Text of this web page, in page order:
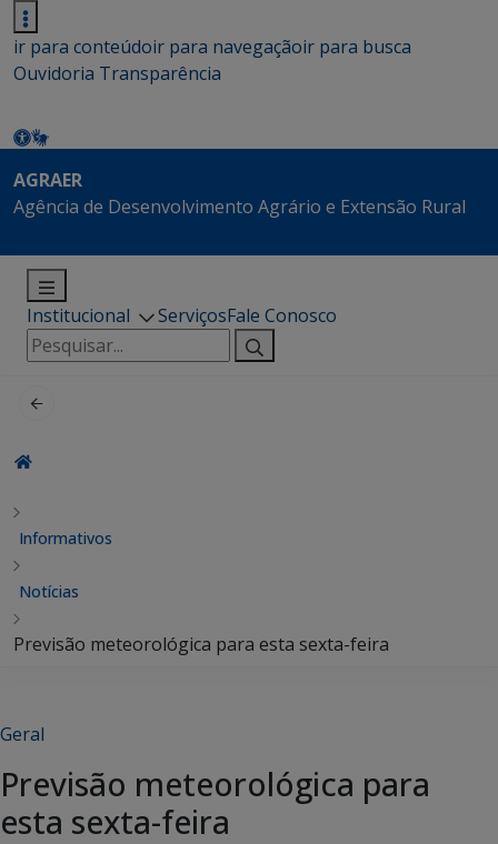
ir para conteúdoir para navegaçãoir para busca
Ouvidoria Transparência
AGRAER
Agência de Desenvolvimento Agrário e Extensão Rural
Institucional ServiçosFale Conosco
Pesquisar
por:
Informativos
Notícias
Previsão meteorológica para esta sexta-feira
Geral
Previsão meteorológica para
esta sexta-feira